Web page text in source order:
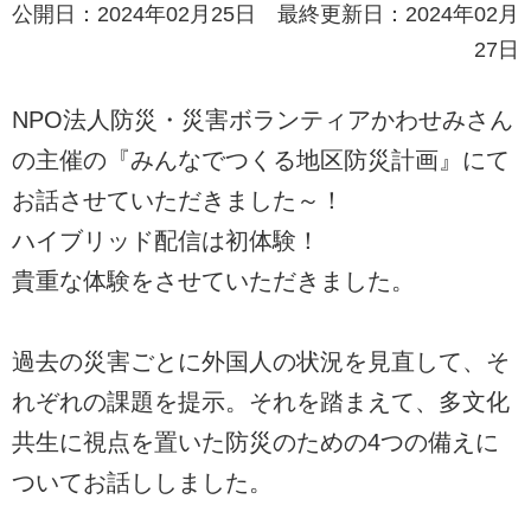
公開日：2024年02月25日 最終更新日：2024年02月
27日
NPO法人防災・災害ボランティアかわせみさん
の主催の『みんなでつくる地区防災計画』にて
お話させていただきました～！
ハイブリッド配信は初体験！
貴重な体験をさせていただきました。
過去の災害ごとに外国人の状況を見直して、そ
れぞれの課題を提示。それを踏まえて、多文化
共生に視点を置いた防災のための4つの備えに
ついてお話ししました。